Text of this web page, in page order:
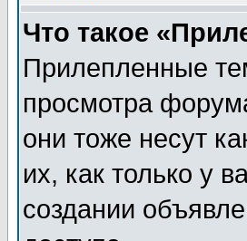
Что такое
Прилепленные
просмотра
они тоже несут
их, как только у
создании